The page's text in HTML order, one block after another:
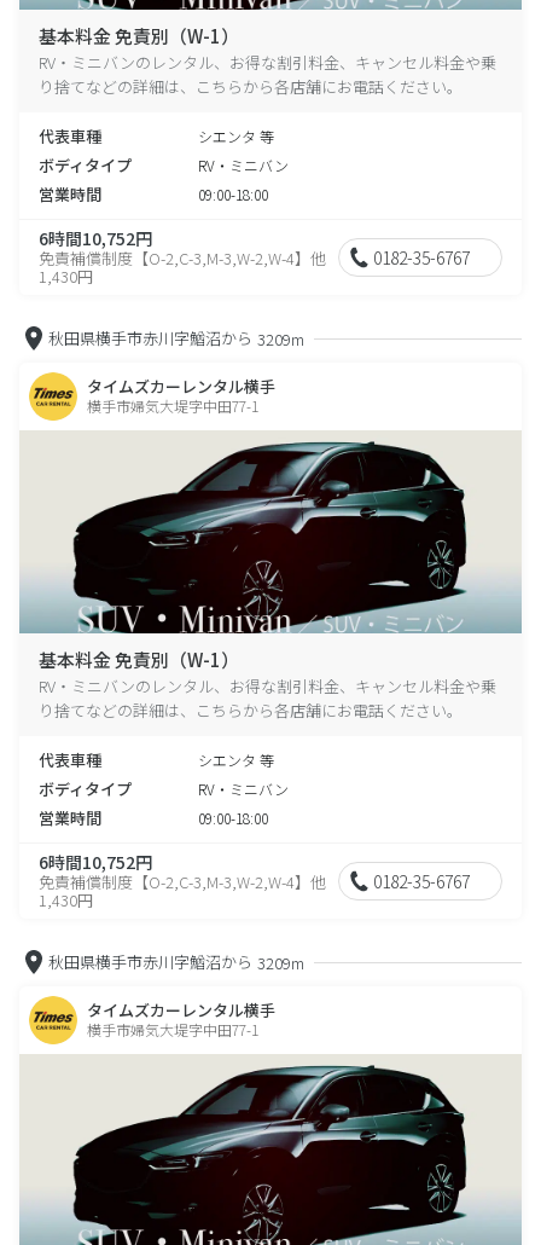
基本料金 免責別（W-1）
RV・ミニバンのレンタル、お得な割引料金、キャンセル料金や乗
り捨てなどの詳細は、こちらから各店舗にお電話ください。
代表車種 シエンタ 等
ボディタイプ RV・ミニバン
営業時間 09:00-18:00
6時間10,752円
免責補償制度【O-2,C-3,M-3,W-2,W-4】他
1,430円
0182-35-6767
秋田県横手市赤川字鰌沼から 3209m
タイムズカーレンタル横手
横手市婦気大堤字中田77-1
基本料金 免責別（W-1）
RV・ミニバンのレンタル、お得な割引料金、キャンセル料金や乗
り捨てなどの詳細は、こちらから各店舗にお電話ください。
代表車種 シエンタ 等
ボディタイプ RV・ミニバン
営業時間 09:00-18:00
6時間10,752円
免責補償制度【O-2,C-3,M-3,W-2,W-4】他
1,430円
0182-35-6767
秋田県横手市赤川字鰌沼から 3209m
タイムズカーレンタル横手
横手市婦気大堤字中田77-1